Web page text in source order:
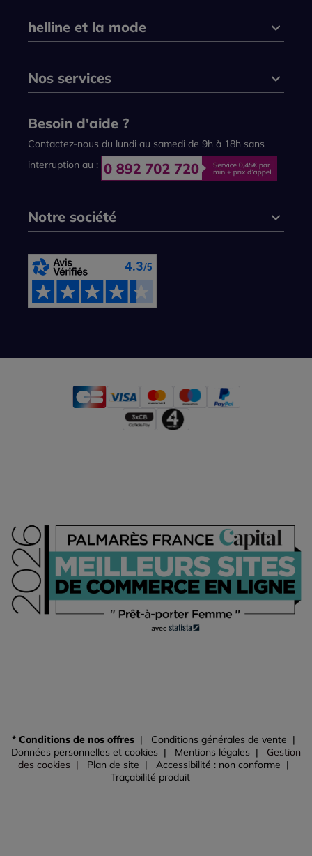
helline et la mode
Nos services
Besoin d'aide ?
Contactez-nous du lundi au samedi de 9h à 18h sans
interruption au :
Notre société
* Conditions de nos offres
Conditions générales de vente
Données personnelles et cookies
Mentions légales
Gestion
des cookies
Plan de site
Accessibilité : non conforme
Traçabilité produit